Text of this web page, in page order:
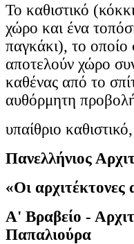
Το καθιστικό
χώρο και ένα
παγκάκι), το οποίο
αποτελούν χώρο
καθένας από το
αυθόρμητη
υπαίθριο
Πανελλήνιος
«Οι
Α' Βραβείο -
Παπαλιούρα